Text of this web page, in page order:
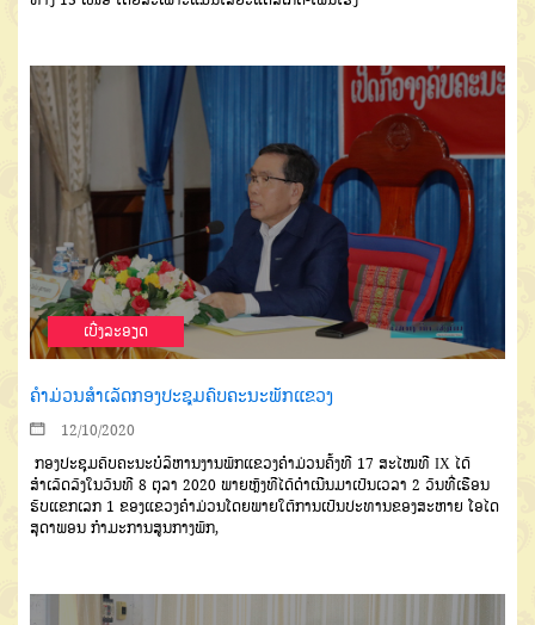
ເບີ່ງລະອຽດ
ຄຳມ່ວນສຳເລັດກອງປະຊຸມຄົບຄະນະພັກແຂວງ
12/10/2020
ກອງປະຊຸມຄົບຄະນະບໍລິຫານງານພັກແຂວງຄຳມ່ວນຄັ້ງທີ 17 ສະໄໝທີ IX ໄດ້
ສຳເລັດລົງໃນວັນທີ 8 ຕຸລາ 2020 ພາຍຫຼັງທີໄດ້ດຳເນີນມາເປັນເວລາ 2 ວັນທີ່ເຮືອນ
ຮັບແຂກເລກ 1 ຂອງແຂວງຄໍາມ່ວນໂດຍພາຍໃຕ້ການເປັນປະທານຂອງສະຫາຍ ໂອໄດ
ສຸດາພອນ ກຳມະການສູນກາງພັກ,